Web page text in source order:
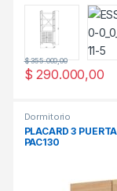
$ 290.000,00
$355.000,00
Dormitorio
PLACARD 3
PAC130